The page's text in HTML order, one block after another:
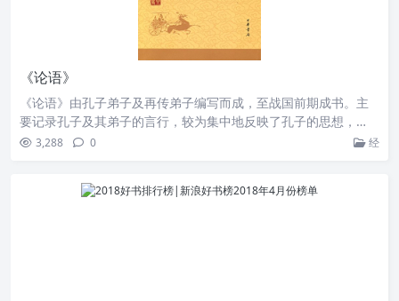
《论语》
《论语》由孔子弟子及再传弟子编写而成，至战国前期成书。主
要记录孔子及其弟子的言行，较为集中地反映了孔子的思想，…
3,288 0 经